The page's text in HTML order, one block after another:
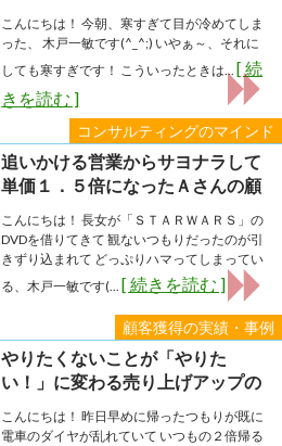
コンサルティングのマインド
こんにちは！ 今朝、寒すぎて目が冷めてしま
った、 木戸一敏です(^_^;) いやぁ～、それに
しても寒すぎです！ こういったときは... [ 続
きを読む ]
顧客獲得の実績・事例
追いかける営業からサヨナラして
単価１．５倍になったＡさんの顧
客獲得の実績・事例
こんにちは！ 長女が「ＳＴＡＲＷＡＲＳ」の
DVDを借りてきて 観ないつもりだったのが引
きずり込まれて どっぷりハマってしまってい
る、木戸一敏です(... [ 続きを読む ]
やりたくないことが「やりた
い！」に変わる売り上げアップの
マインドとは？
こんにちは！ 昨日早めに帰ったつもりが既に
電車のダイヤが乱れていて いつもの２倍帰る